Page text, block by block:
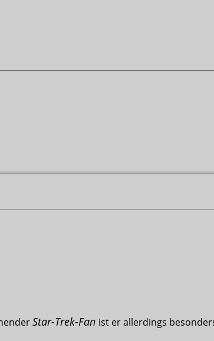
Star-Trek-Fan ist er allerdings